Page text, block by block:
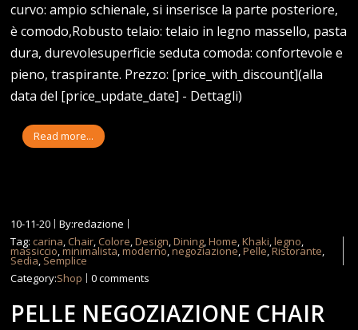
curvo: ampio schienale, si inserisce la parte posteriore,
è comodo,Robusto telaio: telaio in legno massello, pasta
dura, durevolesuperficie seduta comoda: confortevole e
pieno, traspirante. Prezzo: [price_with_discount](alla
data del [price_update_date] - Dettagli)
Read more...
10-11-20
By:redazione
Tag: carina, Chair, Colore,Design,Dining,Home,Khaki,legno,
massiccio,minimalista,moderno,negoziazione,Pelle,Ristorante,
Sedia, Semplice
Category:Shop 0 comments
PELLE NEGOZIAZIONE CHAIR